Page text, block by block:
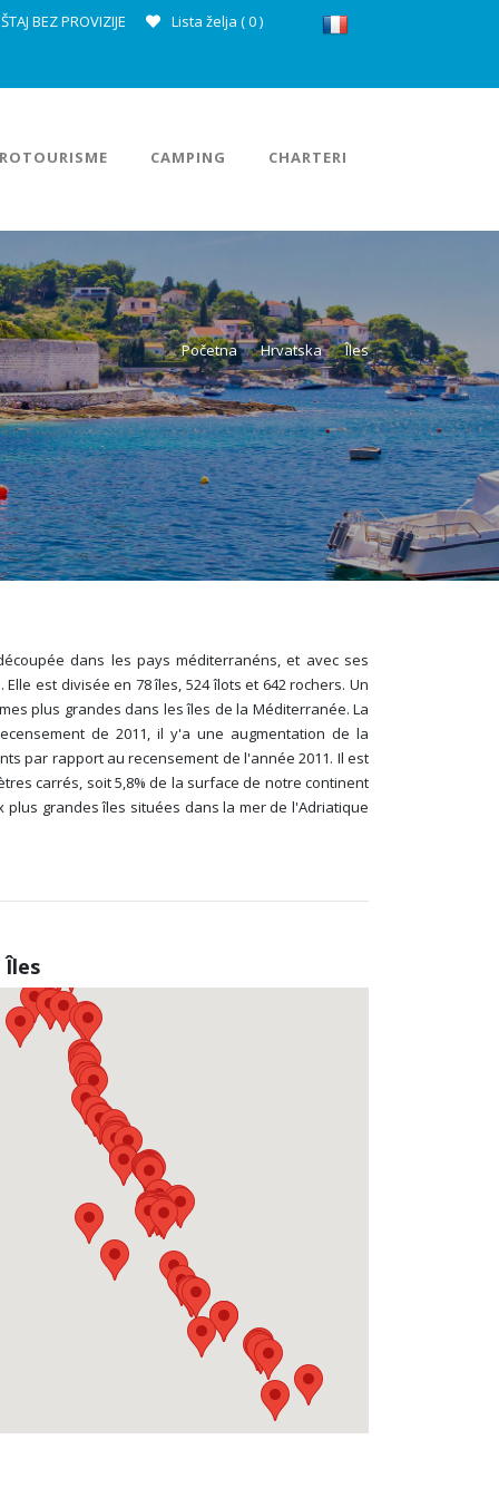
BEZ PROVIZIJE Lista želja (0)
CAMPING CHARTERI
Početna Hrvatska Îles
dans les pays méditerranéns, et avec ses
est divisée en 78 îles, 524 îlots et 642 rochers. Un
plus grandes dans les îles de la Méditerranée. La
de 2011, il y'a une augmentation de la
par rapport au recensement de l'année 2011. Il est
carrés, soit 5,8% de la surface de notre continent
grandes îles situées dans la mer de l'Adriatique